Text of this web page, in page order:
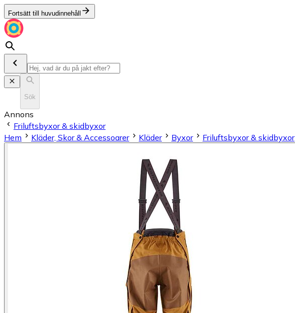
Fortsätt till huvudinnehåll
Sök
Annons
Friluftsbyxor & skidbyxor
Hem
Kläder, Skor & Accessoarer Kläder Byxor Friluftsbyxor & skidbyxor